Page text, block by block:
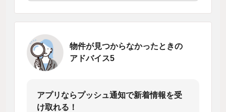
物件が見つからなかったときの
アドバイス5
アプリならプッシュ通知で新着情報を受
け取れる！